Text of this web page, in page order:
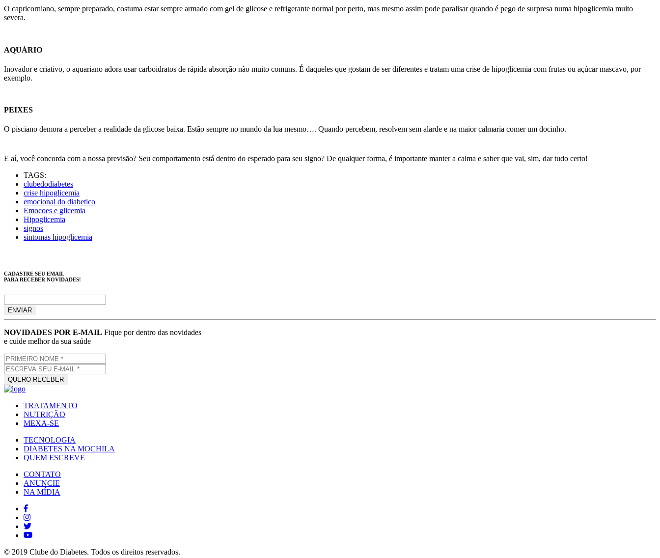
O capricorniano, sempre preparado, costuma estar sempre armado com gel de glicose e refrigerante normal por perto, mas mesmo assim pode paralisar quando é pego de surpresa numa hipoglicemia muito
severa.
AQUÁRIO
Inovador e criativo, o aquariano adora usar carboidratos de rápida absorção não muito comuns. É daqueles que gostam de ser diferentes e tratam uma crise de hipoglicemia com frutas ou açúcar mascavo, por
exemplo.
PEIXES
O pisciano demora a perceber a realidade da glicose baixa. Estão sempre no mundo da lua mesmo…. Quando percebem, resolvem sem alarde e na maior calmaria comer um docinho.
E aí, você concorda com a nossa previsão? Seu comportamento está dentro do esperado para seu signo? De qualquer forma, é importante manter a calma e saber que vai, sim, dar tudo certo!
TAGS:
clubedodiabetes
crise hipoglicemia
emocional do diabetico
Emocoes e glicemia
Hipoglicemia
signos
sintomas hipoglicemia
CADASTRE SEU EMAIL
PARA RECEBER NOVIDADES!
NOVIDADES POR E-MAIL Fique por dentro das novidades
e cuide melhor da sua saúde
TRATAMENTO
NUTRIÇÃO
MEXA-SE
TECNOLOGIA
DIABETES NA MOCHILA
QUEM ESCREVE
CONTATO
ANUNCIE
NA MÍDIA
© 2019 Clube do Diabetes. Todos os direitos reservados.